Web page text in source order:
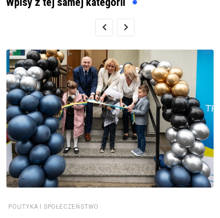
POLITYKA I SPOŁECZEŃSTWO